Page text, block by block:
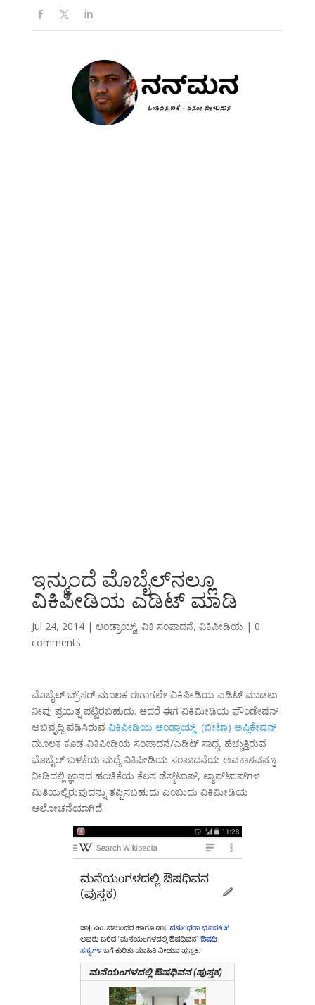
ಇನ್ಮುಂದೆ ಮೊಬೈಲ್‌ನಲ್ಲೂ
ವಿಕಿಪೀಡಿಯ ಎಡಿಟ್ ಮಾಡಿ
Jul 24, 2014| ಆಂಡ್ರಾಯ್ಡ್, ವಿಕಿ ಸಂಪಾದನೆ, ವಿಕಿಪೀಡಿಯ | 0
comments
ಮೊಬೈಲ್ ಬ್ರೌಸರ್‌ ಮೂಲಕ ಈಗಾಗಲೇ ವಿಕಿಪೀಡಿಯ ಎಡಿಟ್ ಮಾಡಲು
ನೀವು ಪ್ರಯತ್ನ ಪಟ್ಟಿರಬಹುದು. ಆದರೆ ಈಗ ವಿಕಿಮೀಡಿಯ ಫೌಂಡೇಷನ್‌
ಅಭಿವೃದ್ದಿ ಪಡಿಸಿರುವ ವಿಕಿಪೀಡಿಯ ಆಂಡ್ರಾಯ್ಡ್ (ಬೀಟಾ) ಅಪ್ಲಿಕೇಷನ್
ಮೂಲಕ ಕೂಡ ವಿಕಿಪೀಡಿಯ ಸಂಪಾದನೆ/ಎಡಿಟ್ ಸಾಧ್ಯ. ಹೆಚ್ಚುತ್ತಿರುವ
ಮೊಬೈಲ್ ಬಳಕೆಯ ಮಧ್ಯೆ ವಿಕಿಪೀಡಿಯ ಸಂಪಾದನೆಯ ಅವಕಾಶವನ್ನೂ
ನೀಡಿದಲ್ಲಿ ಜ್ಞಾನದ ಹಂಚಿಕೆಯ ಕೆಲಸ ಡೆಸ್ಕ್‌ಟಾಪ್, ಲ್ಯಾಪ್‌ಟಾಪ್‌ಗಳ
ಮಿತಿಯಲ್ಲಿರುವುದನ್ನು ತಪ್ಪಿಸಬಹುದು ಎಂಬುದು ವಿಕಿಮೀಡಿಯ
ಆಲೋಚನೆಯಾಗಿದೆ.